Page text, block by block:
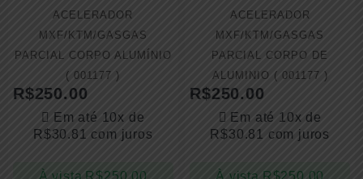
ACELERADOR
MXF/KTM/GASGAS
PARCIAL CORPO ALUMÍNIO
( 001177 )
R$250.00
Em até 10x de
R$30.81 com juros
ACELERADOR
MXF/KTM/GASGAS
PARCIAL CORPO DE
ALUMINIO ( 001177 )
R$250.00
Em até 10x de
R$30.81 com juros